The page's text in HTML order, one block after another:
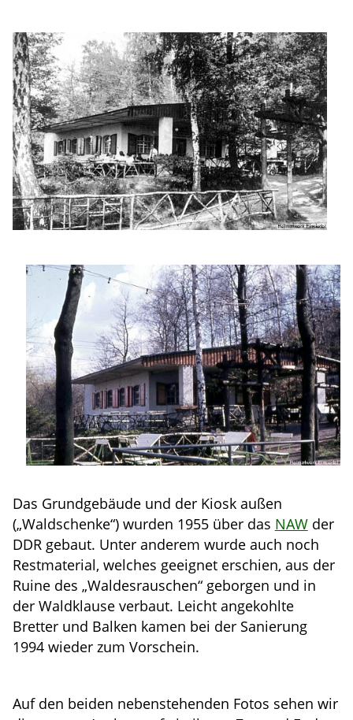
Das Grundgebäude und der Kiosk außen
(„Waldschenke“) wurden 1955 über das NAWder
DDR gebaut. Unter anderem wurde auch noch
Restmaterial, welches geeignet erschien, aus der
Ruine des „Waldesrauschen“ geborgen und in
der Waldklause verbaut. Leicht angekohlte
Bretter und Balken kamen bei der Sanierung
1994 wieder zum Vorschein.
Auf den beiden nebenstehenden Fotos sehen wir